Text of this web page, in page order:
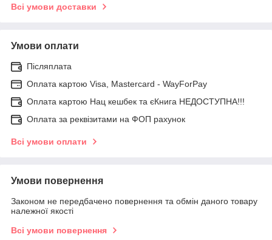
Всі умови доставки
Умови оплати
Післяплата
Оплата картою Visa, Mastercard - WayForPay
Оплата картою Нац кешбек та єКнига НЕДОСТУПНА!!!
Оплата за реквізитами на ФОП рахунок
Всі умови оплати
Умови повернення
Законом не передбачено повернення та обмін даного товару
належної якості
Всі умови повернення